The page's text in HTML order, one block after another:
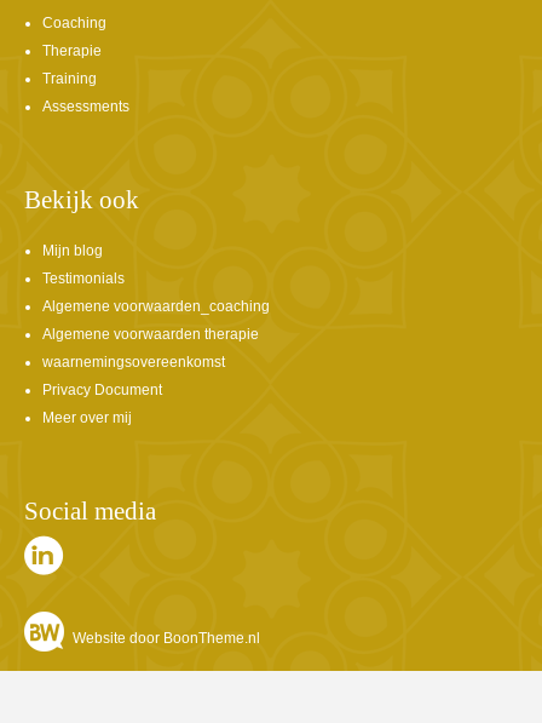
Coaching
Therapie
Training
Assessments
Bekijk ook
Mijn blog
Testimonials
Algemene voorwaarden_coaching
Algemene voorwaarden therapie
waarnemingsovereenkomst
Privacy Document
Meer over mij
Social media
Website door BoonTheme.nl